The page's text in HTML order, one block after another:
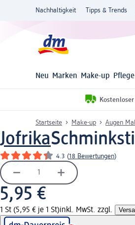
Nachhaltigkeit Tipps & Trends
Neu Marken Make-up
Startseite Make-up Augen
Jofrika
4.3 (18 Bewertungen)
5,95 €
1 St (5,95 € je 1 St)inkl. MwSt. zzgl.